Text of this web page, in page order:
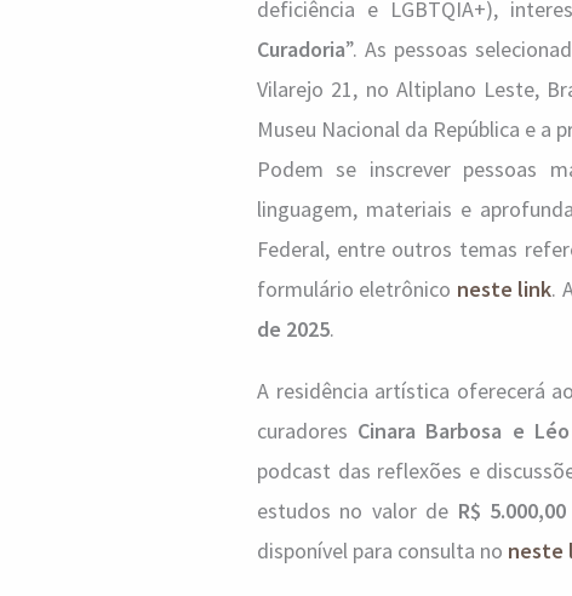
deficiência e LGBTQIA+),
Curadoria”. As pessoas
Vilarejo 21, no Altiplano Leste,
Museu Nacional da República e a
Podem se inscrever pessoas
linguagem, materiais e
Federal, entre outros temas
formulário eletrônico neste link.
de 2025.
A residência artística oferecerá
curadores Cinara Barbosa e
podcast das reflexões e
estudos no valor de R$ 5.000,00
disponível para consulta no neste